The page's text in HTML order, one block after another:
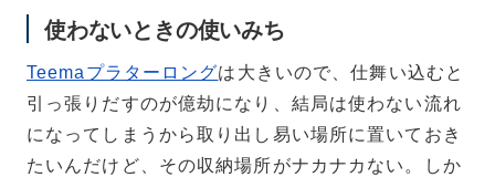
使わないときの使いみち
Teemaプラターロングは大きいので、仕舞い込むと
引っ張りだすのが億劫になり、結局は使わない流れ
になってしまうから取り出し易い場所に置いておき
たいんだけど、その収納場所がナカナカない。しか